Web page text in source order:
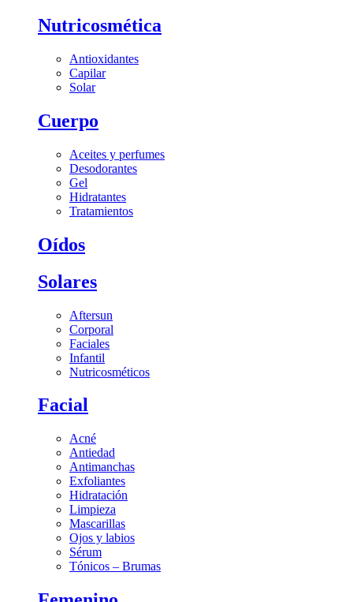
Nutricosmética
Antioxidantes
Capilar
Solar
Cuerpo
Aceites y perfumes
Desodorantes
Gel
Hidratantes
Tratamientos
Oídos
Solares
Aftersun
Corporal
Faciales
Infantil
Nutricosméticos
Facial
Acné
Antiedad
Antimanchas
Exfoliantes
Hidratación
Limpieza
Mascarillas
Ojos y labios
Sérum
Tónicos – Brumas